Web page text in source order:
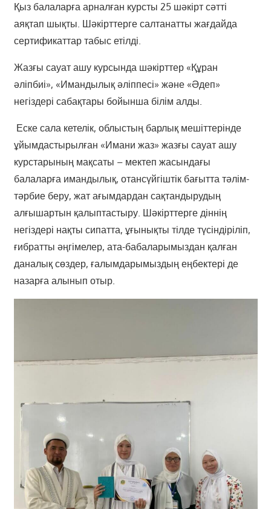
Қыз балаларға арналған курсты 25 шәкірт сәтті
аяқтап шықты. Шәкірттерге салтанатты жағдайда
сертификаттар табыс етілді.
Жазғы сауат ашу курсында шәкірттер «Құран
әліпбиі», «Имандылық әліппесі» және «Әдеп»
негіздері сабақтары бойынша білім алды.
Еске сала кетелік, облыстың барлық мешіттерінде
ұйымдастырылған «Имани жаз» жазғы сауат ашу
курстарының мақсаты – мектеп жасындағы
балаларға имандылық, отансүйгіштік бағытта тәлім-
тәрбие беру, жат ағымдардан сақтандырудың
алғышартын қалыптастыру. Шәкірттерге діннің
негіздері нақты сипатта, ұғынықты тілде түсіндіріліп,
ғибратты әңгімелер, ата-бабаларымыздан қалған
даналық сөздер, ғалымдарымыздың еңбектері де
назарға алынып отыр.